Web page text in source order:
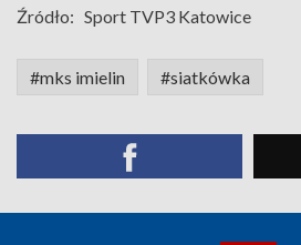
Źródło: Sport TVP3 Katowice
#mks imielin #siatkówka